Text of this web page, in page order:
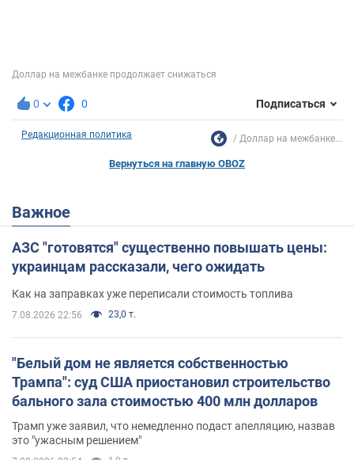
0 0 Подписаться
Редакционная политика Доллар на межбанке...
Вернуться на главную OBOZ
Важное
АЗС "готовятся" существенно повышать цены:
украинцам рассказали, чего ожидать
Как на заправках уже переписали стоимость топлива
7.08.2026 22:56 23,0 т.
"Белый дом не является собственностью
Трампа": суд США приостановил строительство
бального зала стоимостью 400 млн долларов
Трамп уже заявил, что немедленно подаст апелляцию, назвав
это "ужасным решением"